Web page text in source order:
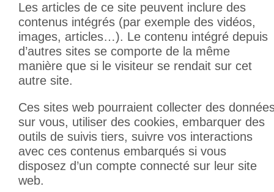
Les articles de ce site peuvent inclure des
contenus intégrés (par exemple des vidéos,
images, articles…). Le contenu intégré depuis
d’autres sites se comporte de la même
manière que si le visiteur se rendait sur cet
autre site.
Ces sites web pourraient collecter des
sur vous, utiliser des cookies, embarquer des
outils de suivis tiers, suivre vos interactions
avec ces contenus embarqués si vous
disposez d’un compte connecté sur leur site
web.